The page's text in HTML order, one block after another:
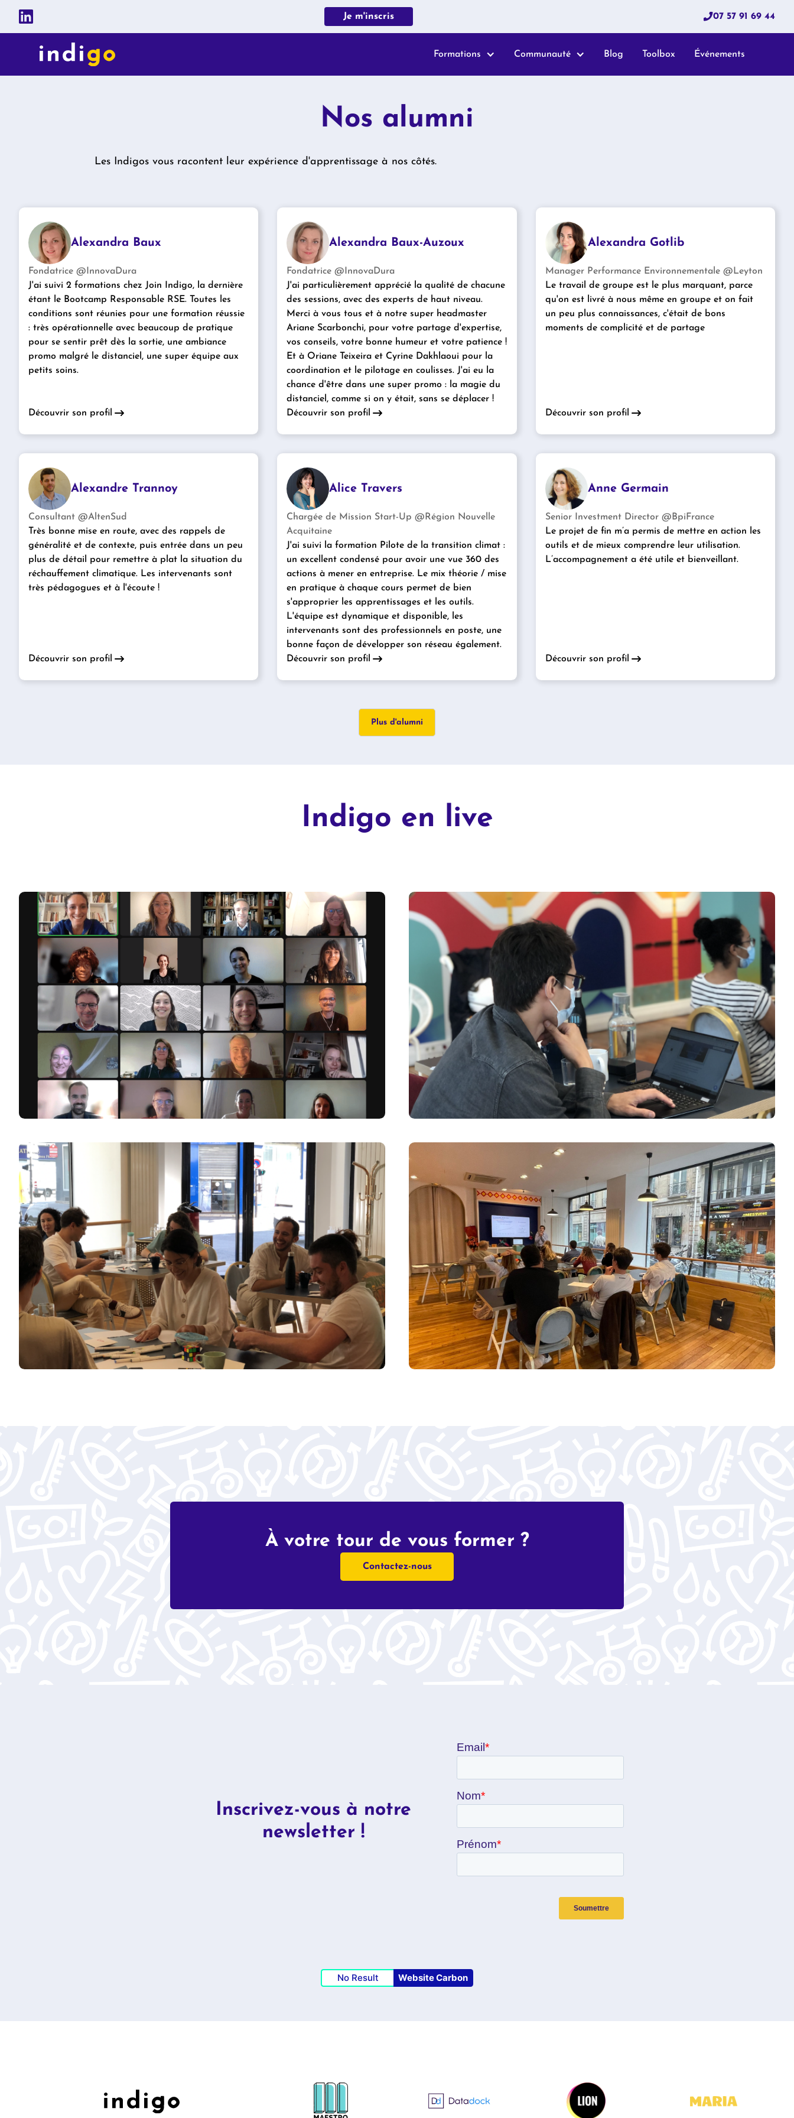
Je m'inscris 07 57 91 69 44
Formations Communauté Blog Toolbox Événements
Nos alumni
Les Indigos vous racontent leur expérience d'apprentissage à nos côtés.
Alexandra Baux
Fondatrice @InnovaDura
J'ai suivi 2 formations chez Join Indigo, la dernière
étant le Bootcamp Responsable RSE. Toutes les
conditions sont réunies pour une formation réussie
: très opérationnelle avec beaucoup de pratique
pour se sentir prêt dès la sortie, une ambiance
promo malgré le distanciel, une super équipe aux
petits soins.
Découvrir son profil
Alexandra Baux-Auzoux
Fondatrice @InnovaDura
J'ai particulièrement apprécié la qualité de chacune
des sessions, avec des experts de haut niveau.
Merci à vous tous et à notre super headmaster
Ariane Scarbonchi, pour votre partage d'expertise,
vos conseils, votre bonne humeur et votre patience !
Et à Oriane Teixeira et Cyrine Dakhlaoui pour la
coordination et le pilotage en coulisses. J'ai eu la
chance d'être dans une super promo : la magie du
distanciel, comme si on y était, sans se déplacer !
Découvrir son profil
Alexandra Gotlib
Manager Performance Environnementale @Leyton
Le travail de groupe est le plus marquant, parce
qu'on est livré à nous même en groupe et on fait
un peu plus connaissances, c'était de bons
moments de complicité et de partage
Découvrir son profil
Alexandre Trannoy
Consultant @AltenSud
Très bonne mise en route, avec des rappels de
généralité et de contexte, puis entrée dans un peu
plus de détail pour remettre à plat la situation du
réchauffement climatique. Les intervenants sont
très pédagogues et à l'écoute !
Découvrir son profil
Alice Travers
Chargée de Mission Start-Up @Région Nouvelle
Acquitaine
J'ai suivi la formation Pilote de la transition climat :
un excellent condensé pour avoir une vue 360 des
actions à mener en entreprise. Le mix théorie / mise
en pratique à chaque cours permet de bien
s'approprier les apprentissages et les outils.
L'équipe est dynamique et disponible, les
intervenants sont des professionnels en poste, une
bonne façon de développer son réseau également.
Découvrir son profil
Anne Germain
Senior Investment Director @BpiFrance
Le projet de fin m’a permis de mettre en action les
outils et de mieux comprendre leur utilisation.
L’accompagnement a été utile et bienveillant.
Découvrir son profil
Plus d'alumni
Indigo en live
À votre tour de vous former ?
Contactez-nous
Inscrivez-vous à notre
newsletter !
No Result Website Carbon